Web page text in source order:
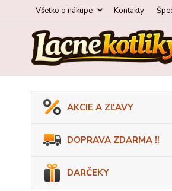
Všetko o nákupe Kontakty
AKCIE A ZĽAVY
DOPRAVA ZDARMA !!
DARČEKY